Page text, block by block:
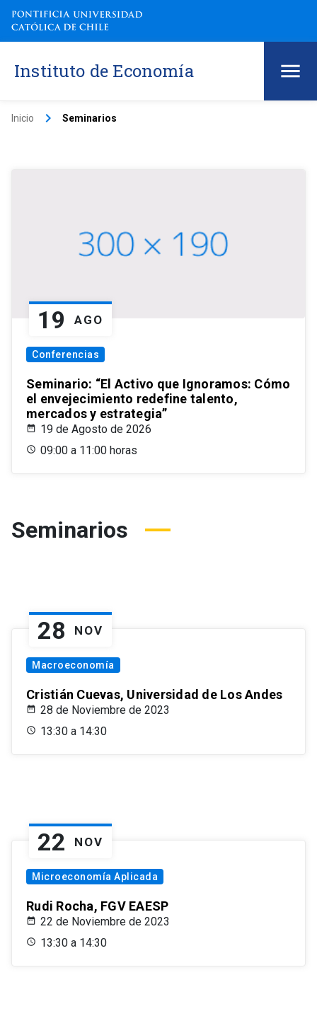
Instituto de Economía
Inicio keyboard_arrow_right Seminarios
19 AGO
Conferencias
Seminario: “El Activo que Ignoramos: Cómo
el envejecimiento redefine talento,
mercados y estrategia”
19 de Agosto de 2026
09:00 a 11:00 horas
Seminarios
28 NOV
Macroeconomía
Cristián Cuevas, Universidad de Los Andes
28 de Noviembre de 2023
13:30 a 14:30
22 NOV
Microeconomía Aplicada
Rudi Rocha, FGV EAESP
22 de Noviembre de 2023
13:30 a 14:30